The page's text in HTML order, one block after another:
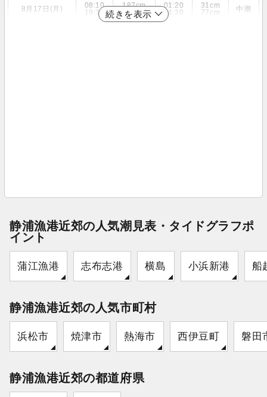
8月17日(月)
08:10
19:39
187cm
141cm
01:20
14:20
31cm
77cm
中潮
続きを表示
静浦漁港近郊の人気潮見表・タイドグラフポ
イント
蒲江漁港 志布志港 横島 小浜新港 船
静浦漁港近郊の人気市町村
浜松市 焼津市 熱海市 西伊豆町 磐田
静浦漁港近郊の都道府県